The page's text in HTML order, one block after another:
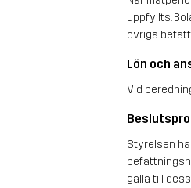
uppfyllts.
övriga
Lön och
Vid
Styrelsen
gälla till